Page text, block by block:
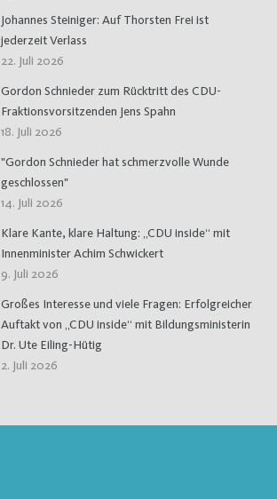
Johannes Steiniger: Auf Thorsten Frei ist
jederzeit Verlass
22. Juli 2026
Gordon Schnieder zum Rücktritt des CDU-
Fraktionsvorsitzenden Jens Spahn
18. Juli 2026
"Gordon Schnieder hat schmerzvolle Wunde
geschlossen"
14. Juli 2026
Klare Kante, klare Haltung: „CDU inside“ mit
Innenminister Achim Schwickert
9. Juli 2026
Großes Interesse und viele Fragen: Erfolgreicher
Auftakt von „CDU inside“ mit Bildungsministerin
Dr. Ute Eiling-Hütig
2. Juli 2026